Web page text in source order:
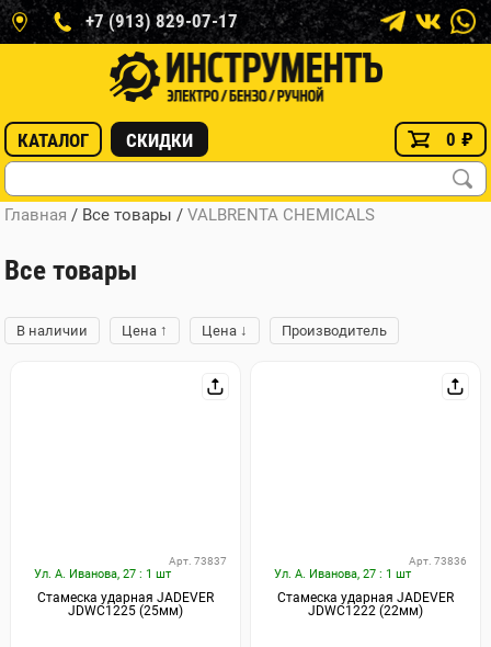
+7 (913) 829-07-17
КАТАЛОГ СКИДКИ 0 ₽
Главная / Все товары /VALBRENTA CHEMICALS
Все товары
В наличии Цена ↑ Цена ↓ Производитель
Ул. А. Иванова, 27 : 1 шт
Арт. 73837
Стамеска ударная JADEVER
JDWC1225 (25мм)
Ул. А. Иванова, 27 : 1 шт
Арт. 73836
Стамеска ударная JADEVER
JDWC1222 (22мм)